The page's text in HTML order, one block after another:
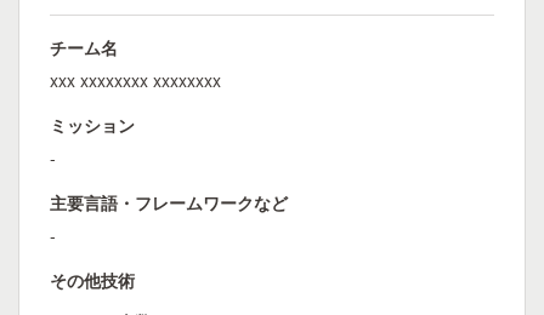
チーム名
xxx xxxxxxxx xxxxxxxx
ミッション
-
主要言語・フレームワークなど
-
その他技術